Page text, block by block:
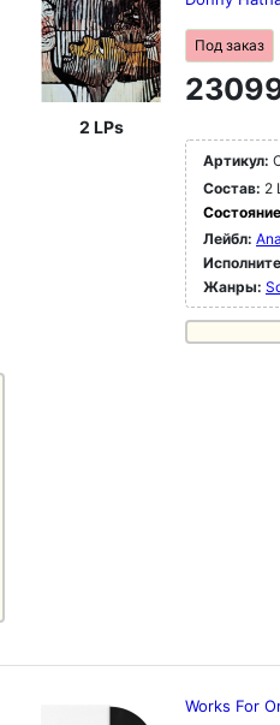
2 LPs
Под заказ
Артикул:
Состав: 2
Лейбл:
Жанры:
Works For